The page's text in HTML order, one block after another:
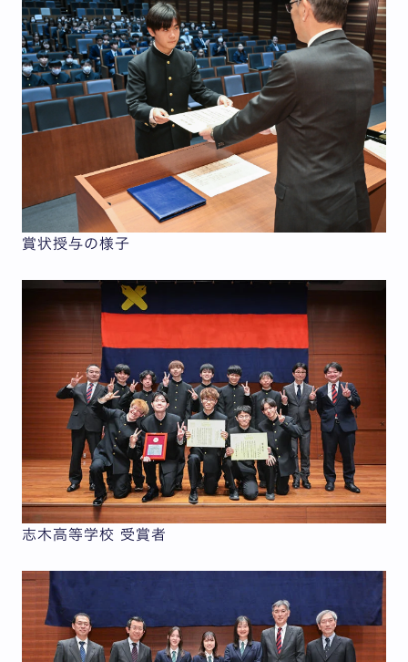
賞状授与の様子
志木高等学校 受賞者